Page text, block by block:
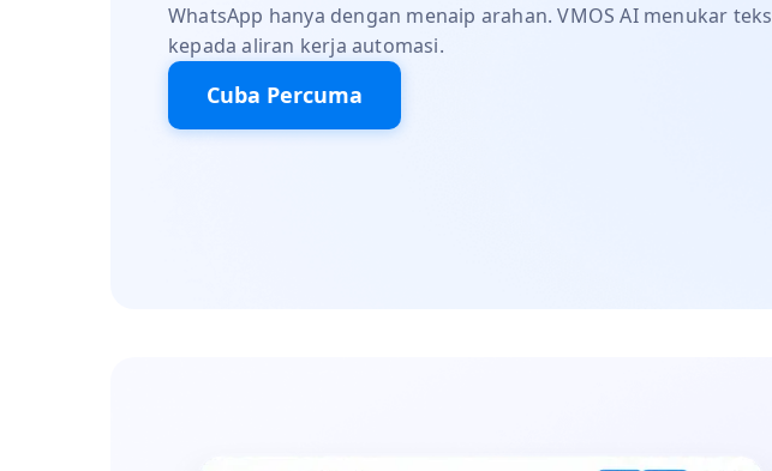
WhatsApp hanya dengan menaip arahan. VMOS AI menukar teks
kepada aliran kerja automasi.
Cuba Percuma